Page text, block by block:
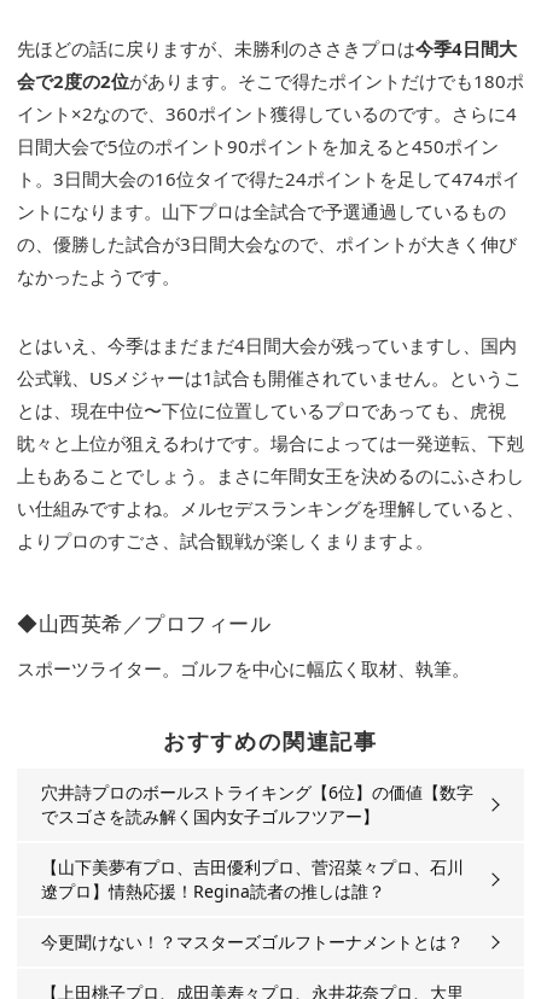
先ほどの話に戻りますが、未勝利のささきプロは今季4日間大
会で2度の2位があります。そこで得たポイントだけでも180ポ
イント×2なので、360ポイント獲得しているのです。さらに4
日間大会で5位のポイント90ポイントを加えると450ポイン
ト。3日間大会の16位タイで得た24ポイントを足して474ポイ
ントになります。山下プロは全試合で予選通過しているもの
の、優勝した試合が3日間大会なので、ポイントが大きく伸び
なかったようです。
とはいえ、今季はまだまだ4日間大会が残っていますし、国内
公式戦、USメジャーは1試合も開催されていません。というこ
とは、現在中位〜下位に位置しているプロであっても、虎視
眈々と上位が狙えるわけです。場合によっては一発逆転、下剋
上もあることでしょう。まさに年間女王を決めるのにふさわし
い仕組みですよね。メルセデスランキングを理解していると、
よりプロのすごさ、試合観戦が楽しくまりますよ。
◆山西英希／プロフィール
スポーツライター。ゴルフを中心に幅広く取材、執筆。
おすすめの関連記事
穴井詩プロのボールストライキング【6位】の価値【数字
でスゴさを読み解く国内女子ゴルフツアー】
【山下美夢有プロ、吉田優利プロ、菅沼菜々プロ、石川
遼プロ】情熱応援！Regina読者の推しは誰？
今更聞けない！？マスターズゴルフトーナメントとは？
【上田桃子プロ、成田美寿々プロ、永井花奈プロ、大里